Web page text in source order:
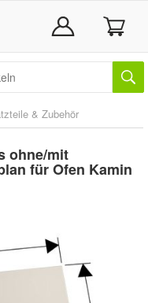
& Zubehör
ohne/mit
für Ofen Kamin